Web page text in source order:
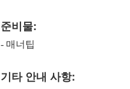
준비물:
- 매너팁
기타 안내 사항: